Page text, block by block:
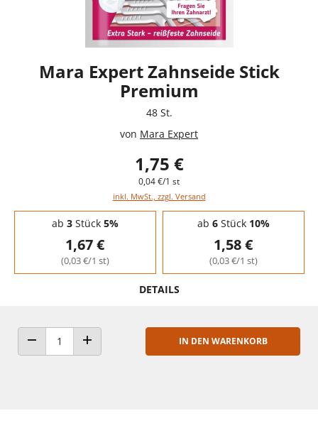
Mara Expert Zahnseide Stick
Premium
48 St.
von Mara Expert
1,75 €
0,04 €/1 st
inkl. MwSt., zzgl. Versand
Staffelpreise - Mengenrabatt
ab 3Stück 5%
1,67 €
(0,03 €/1 st)
ab 6Stück 10%
1,58 €
(0,03 €/1 st)
DETAILS
ANZAHL VERRINGERNANZAHL ERHÖHEN
IN DEN WARENKORB